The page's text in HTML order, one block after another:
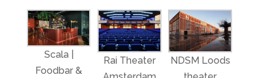
Scala |
Foodbar &
Rai Theater
NDSM Loods